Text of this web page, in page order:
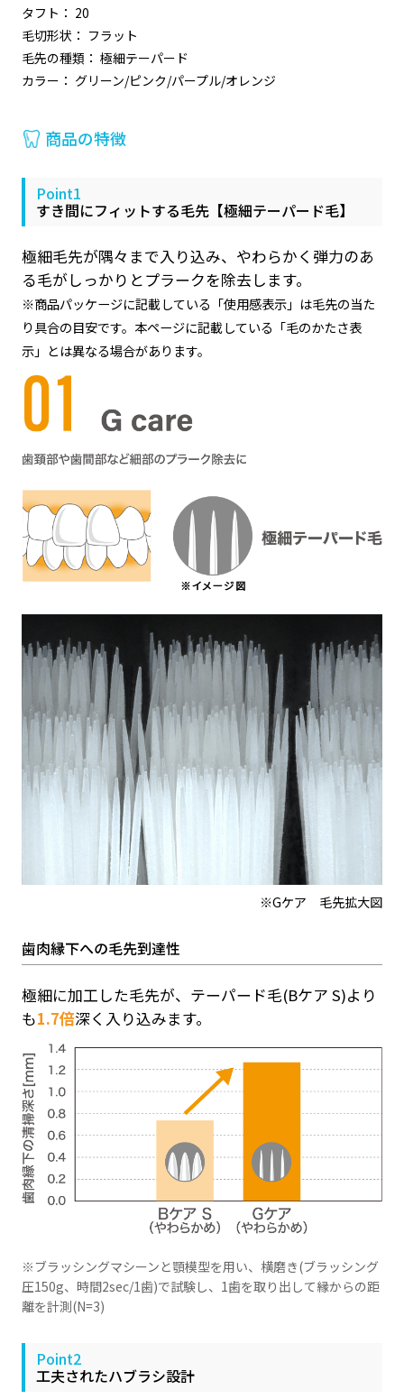
タフト： 20
毛切形状： フラット
毛先の種類： 極細テーパード
カラー： グリーン/ピンク/パープル/オレンジ
商品の特徴
Point1
すき間にフィットする毛先【極細テーパード毛】
極細毛先が隅々まで入り込み、やわらかく弾力のあ
る毛がしっかりとプラークを除去します。
※商品パッケージに記載している「使用感表示」は毛先の当た
り具合の目安です。本ページに記載している「毛のかたさ表
示」とは異なる場合があります。
※Gケア 毛先拡大図
歯肉縁下への毛先到達性
極細に加工した毛先が、テーパード毛(Bケア S)より
も1.7倍深く入り込みます。
※ブラッシングマシーンと顎模型を用い、横磨き(ブラッシング
圧150g、時間2sec/1歯)で試験し、1歯を取り出して縁からの距
離を計測(N=3)
Point2
工夫されたハブラシ設計